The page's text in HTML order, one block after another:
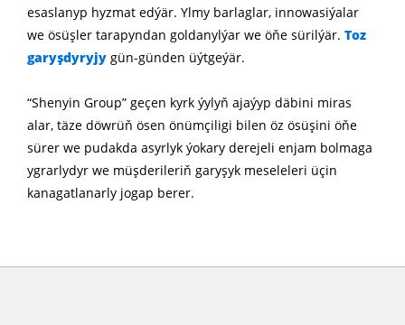
esaslanyp hyzmat edýär. Ylmy barlaglar, innowasiýalar
we ösüşler tarapyndan goldanylýar we öňe sürilýär. Toz
garyşdyryjygün-günden üýtgeýär.
“Shenyin Group” geçen kyrk ýylyň ajaýyp däbini miras
alar, täze döwrüň ösen önümçiligi bilen öz ösüşini öňe
sürer we pudakda asyrlyk ýokary derejeli enjam bolmaga
ygrarlydyr we müşderileriň garyşyk meseleleri üçin
kanagatlanarly jogap berer.